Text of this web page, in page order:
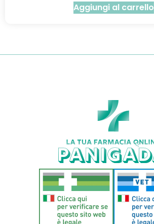
Aggiungi al carrello